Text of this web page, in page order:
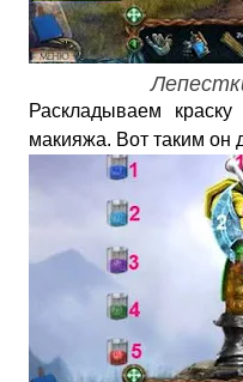
Раскладываем
макияжа. Вот таким он